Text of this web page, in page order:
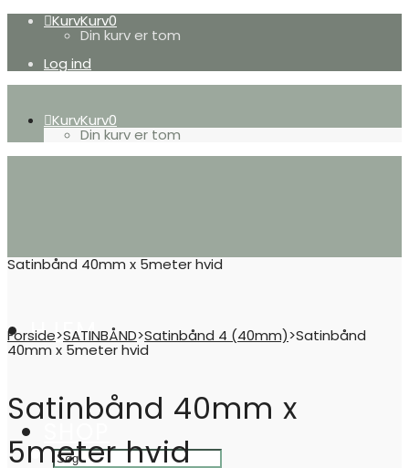
KurvKurv0
Din kurv er tom
Log ind
KurvKurv0
Din kurv er tom
HJEM
Satinbånd 40mm x 5meter hvid
Forside>SATINBÅND>Satinbånd 4 (40mm)>Satinbånd
40mm x 5meter hvid
Satinbånd 40mm x
5meter hvid